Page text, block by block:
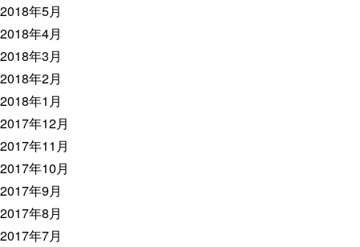
2018年5月
2018年4月
2018年3月
2018年2月
2018年1月
2017年12月
2017年11月
2017年10月
2017年9月
2017年8月
2017年7月